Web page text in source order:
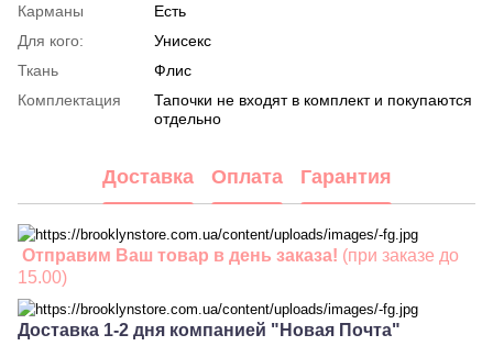
Карманы
Есть
Для кого:
Унисекс
Ткань
Флис
Комплектация
Тапочки не входят в комплект и покупаются
отдельно
Доставка Оплата Гарантия
Отправим Ваш товар в день заказа! (при заказе до
15.00)
Доставка 1-2 дня компанией "Новая Почта"